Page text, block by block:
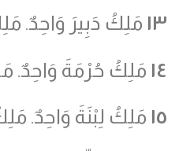
١٣ مَلِكُ دَبِيرَ وَاحِدٌ.
١٤ مَلِكُ حُرْمَةَ وَاحِدٌ.
١٥ مَلِكُ لِبْنَةَ وَاحِدٌ.